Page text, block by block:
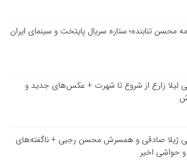
محسن تنابنده؛ ستاره سریال پایتخت و سینمای ایران
لیلا زارع از شروع تا شهرت + عکس‌های جدید و
ژیلا صادقی و همسرش محسن رجبی + ناگفته‌های
حواشی اخیر